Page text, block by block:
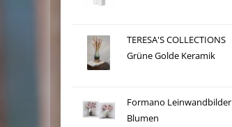
TERESA'S COLLECTIONS
Grüne Golde Keramik
Formano Leinwandbilder
Blumen